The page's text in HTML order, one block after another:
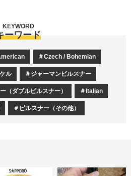
ーワード
KEYWORD
Czech / Bohemian
ル ジャーマンピルスナー
（ダブルピルスナー） Italian
ピルスナー（その他）